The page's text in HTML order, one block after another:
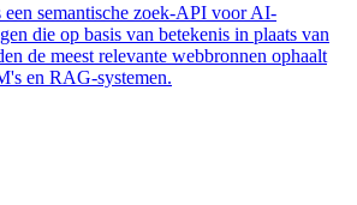
semantische zoek-API voor AI-
die op basis van betekenis in plaats van
de meest relevante webbronnen ophaalt
en RAG-systemen.